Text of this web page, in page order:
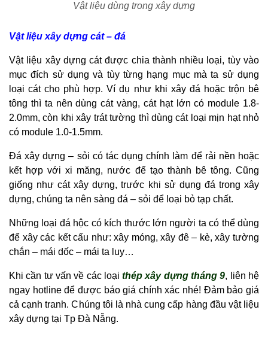
Vật liệu dùng trong xây dựng
Vật liệu xây dựng cát – đá
Vật liệu xây dựng cát được chia thành nhiều loại, tùy vào
mục đích sử dụng và tùy từng hạng mục mà ta sử dụng
loại cát cho phù hợp. Ví dụ như khi xây đá hoặc trộn bê
tông thì ta nên dùng cát vàng, cát hạt lớn có module 1.8-
2.0mm, còn khi xây trát tường thì dùng cát loại mịn hạt nhỏ
có module 1.0-1.5mm.
Đá xây dựng – sỏi có tác dụng chính làm để rải nền hoặc
kết hợp với xi măng, nước để tạo thành bê tông. Cũng
giống như cát xây dựng, trước khi sử dụng đá trong xây
dựng, chúng ta nên sàng đá – sỏi để loại bỏ tạp chất.
Những loại đá hộc có kích thước lớn người ta có thể dùng
để xây các kết cấu như: xây móng, xây đê – kè, xây tường
chắn – mái dốc – mái ta luy…
Khi cần tư vấn về các loạithép xây dựng tháng 9, liên hệ
ngay hotline để được báo giá chính xác nhé! Đảm bảo giá
cả cạnh tranh. Chúng tôi là nhà cung cấp hàng đầu vật liệu
xây dựng tại Tp Đà Nẵng.